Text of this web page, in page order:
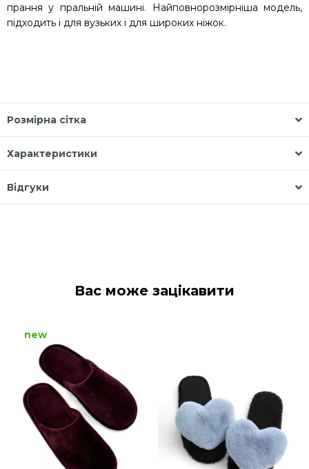
прання у пральній машині. Найповнорозмірніша модель,
підходить і для вузьких і для широких ніжок.
Розмірна сітка
Характеристики
Відгуки
Вас може зацікавити
new